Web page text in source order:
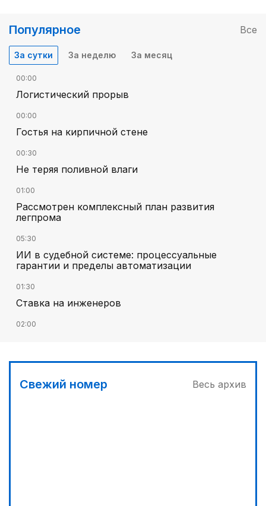
Популярное Все
За сутки За неделю За месяц
00:00
Логистический прорыв
00:00
Гостья на кирпичной стене
00:30
Не теряя поливной влаги
01:00
Рассмотрен комплексный план развития
легпрома
05:30
ИИ в судебной системе: процессуальные
гарантии и пределы автоматизации
01:30
Ставка на инженеров
02:00
02:30
Программа модернизации – в действии
Свежий номер Весь архив